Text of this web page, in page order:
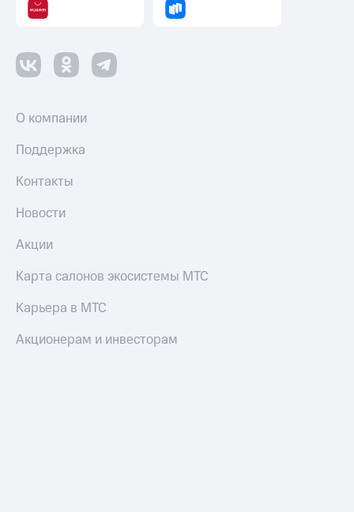
Все
товары
О компании
Поддержка
Контакты
Новости
Акции
Карта салонов экосистемы МТС
Карьера в МТС
Акционерам и инвесторам